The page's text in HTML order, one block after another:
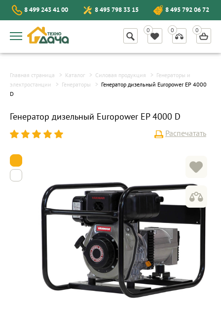
8 499 243 41 00 8 495 798 33 15 8 495 792 06 72
Главная страница Каталог Силовая продукция
Генераторы и
электростанции
Генераторы
Генератор дизельный Europower EP 4000
D
Генератор дизельный Europower EP 4000 D
Распечатать